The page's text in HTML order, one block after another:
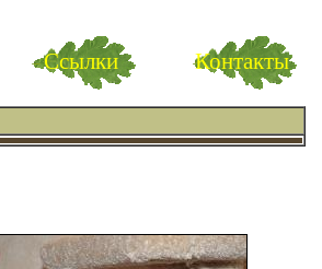
Ссылки Контакты